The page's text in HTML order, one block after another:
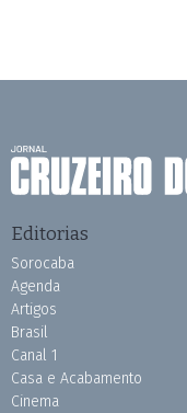
Editorias
Sorocaba
Agenda
Artigos
Brasil
Canal 1
Casa e Acabamento
Cinema